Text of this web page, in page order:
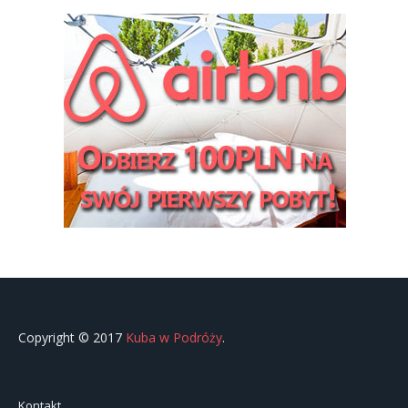
Copyright © 2017 Kuba w Podróży.